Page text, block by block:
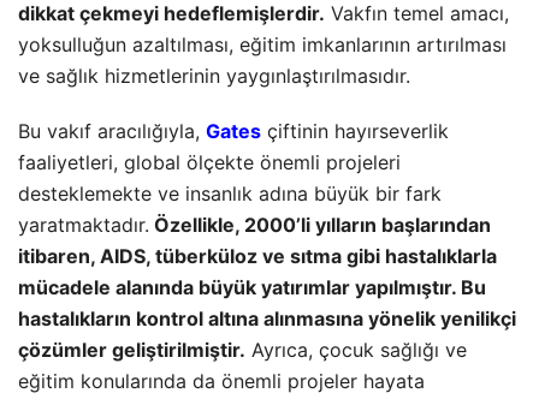
dikkat çekmeyi hedeflemişlerdir. Vakfın temel amacı,
yoksulluğun azaltılması, eğitim imkanlarının artırılması
ve sağlık hizmetlerinin yaygınlaştırılmasıdır.
Bu vakıf aracılığıyla, Gates çiftinin hayırseverlik
faaliyetleri, global ölçekte önemli projeleri
desteklemekte ve insanlık adına büyük bir fark
yaratmaktadır. Özellikle, 2000’li yılların başlarından
itibaren, AIDS, tüberküloz ve sıtma gibi hastalıklarla
mücadele alanında büyük yatırımlar yapılmıştır. Bu
hastalıkların kontrol altına alınmasına yönelik yenilikçi
çözümler geliştirilmiştir. Ayrıca, çocuk sağlığı ve
eğitim konularında da önemli projeler hayata